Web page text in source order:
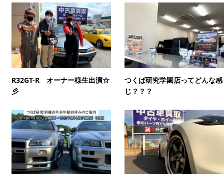
R32GT-R オーナー様生出演☆
彡
つくば研究学園店ってどんな感
じ？？？